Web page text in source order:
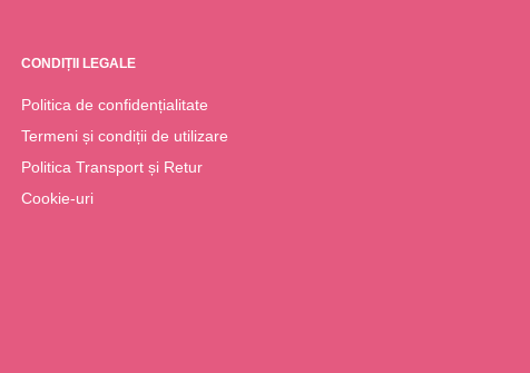
CONDIȚII LEGALE
Politica de confidențialitate
Termeni și condiții de utilizare
Politica Transport și Retur
Cookie-uri